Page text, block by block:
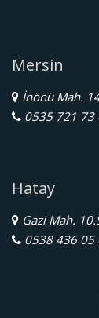
Mersin
İnönü Mah.
0535 721 73
Hatay
Gazi Mah.
0538 436 05